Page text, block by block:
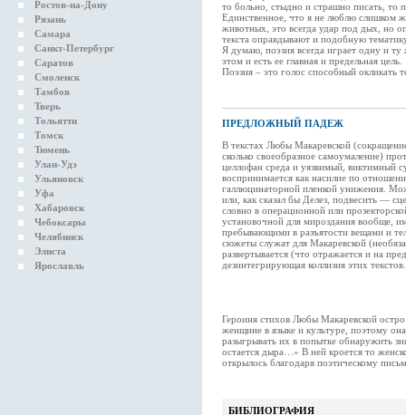
Ростов-на-Дону
Рязань
Самара
Санкт-Петербург
Саратов
Смоленск
Тамбов
Тверь
Тольятти
Томск
Тюмень
Улан-Удэ
Ульяновск
Уфа
Хабаровск
Чебоксары
Челябинск
Элиста
Ярославль
то больно, стыдно и страшно писать, то
Единственное, что я не люблю слишком
животных, это всегда удар под дых, но
текста оправдывают и подобную
Я думаю, поэзия всегда играет одну и
этом и есть ее главная и предельная цель.
Поэзия – это голос способный окликать
ПРЕДЛОЖНЫЙ ПАДЕЖ
В текстах Любы Макаревской
сколько своеобразное самоумаление)
целлофан среда и уязвимый, виктимный
воспринимается как насилие по
галлюцинаторной пленкой унижения.
или, как сказал бы Делез, подвесить —
словно в операционной или
установочной для мироздания вообще,
пребывающими в разъятости вещами и
сюжеты служат для Макаревской
развертывается (что отражается и на
дезинтегрирующая коллизия этих текстов.
Героиня стихов Любы Макаревской
женщине в языке и культуре, поэтому
разыгрывать их в попытке обнаружить
остается дыра…» В ней кроется то
открылось благодаря поэтическому
БИБЛИОГРАФИЯ